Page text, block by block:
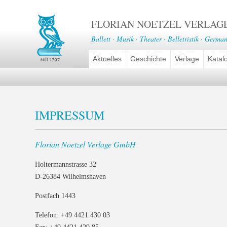
FLORIAN NOETZEL
Ballett · Musik · Theater · Belletristik ·
Aktuelles Geschichte Verlage
IMPRESSUM
Florian Noetzel Verlage GmbH
Holtermannstrasse 32
D-26384 Wilhelmshaven
Postfach 1443
Telefon: +49 4421 430 03